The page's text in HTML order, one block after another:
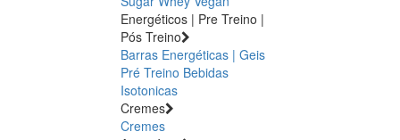
Energéticos | Pre Treino |
Pós Treino
Barras Energéticas | Geis
Pré Treino Bebidas
Isotonicas
Cremes
Cremes